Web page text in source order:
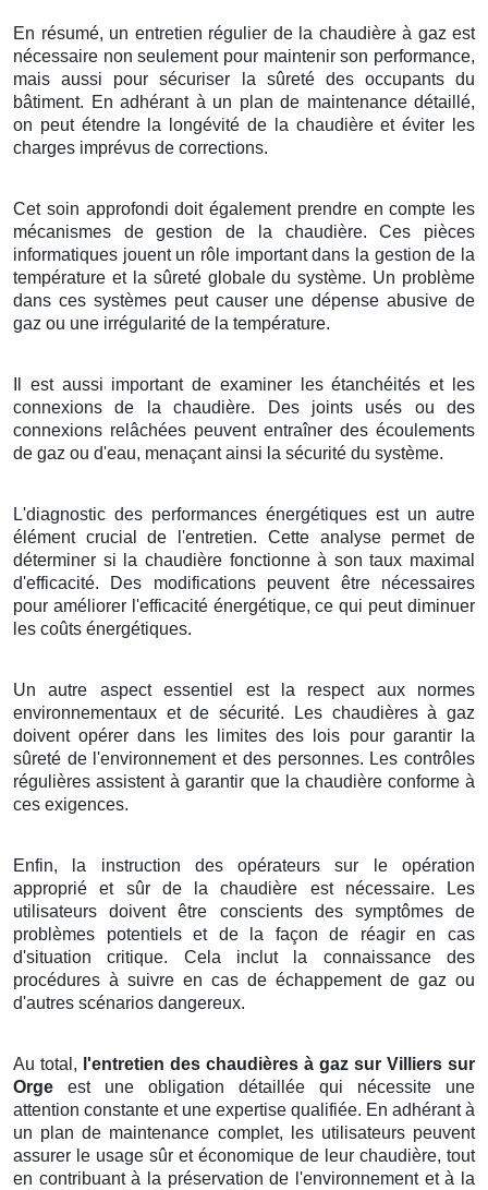
En résumé, un entretien régulier de la chaudière à gaz est
nécessaire non seulement pour maintenir son performance,
mais aussi pour sécuriser la sûreté des occupants du
bâtiment. En adhérant à un plan de maintenance détaillé,
on peut étendre la longévité de la chaudière et éviter les
charges imprévus de corrections.
Cet soin approfondi doit également prendre en compte les
mécanismes de gestion de la chaudière. Ces pièces
informatiques jouent un rôle important dans la gestion de la
température et la sûreté globale du système. Un problème
dans ces systèmes peut causer une dépense abusive de
gaz ou une irrégularité de la température.
Il est aussi important de examiner les étanchéités et les
connexions de la chaudière. Des joints usés ou des
connexions relâchées peuvent entraîner des écoulements
de gaz ou d'eau, menaçant ainsi la sécurité du système.
L'diagnostic des performances énergétiques est un autre
élément crucial de l'entretien. Cette analyse permet de
déterminer si la chaudière fonctionne à son taux maximal
d'efficacité. Des modifications peuvent être nécessaires
pour améliorer l'efficacité énergétique, ce qui peut diminuer
les coûts énergétiques.
Un autre aspect essentiel est la respect aux normes
environnementaux et de sécurité. Les chaudières à gaz
doivent opérer dans les limites des lois pour garantir la
sûreté de l'environnement et des personnes. Les contrôles
régulières assistent à garantir que la chaudière conforme à
ces exigences.
Enfin, la instruction des opérateurs sur le opération
approprié et sûr de la chaudière est nécessaire. Les
utilisateurs doivent être conscients des symptômes de
problèmes potentiels et de la façon de réagir en cas
d'situation critique. Cela inclut la connaissance des
procédures à suivre en cas de échappement de gaz ou
d'autres scénarios dangereux.
Au total, l'entretien des chaudières à gaz sur Villiers sur
Orge est une obligation détaillée qui nécessite une
attention constante et une expertise qualifiée. En adhérant à
un plan de maintenance complet, les utilisateurs peuvent
assurer le usage sûr et économique de leur chaudière, tout
en contribuant à la préservation de l'environnement et à la